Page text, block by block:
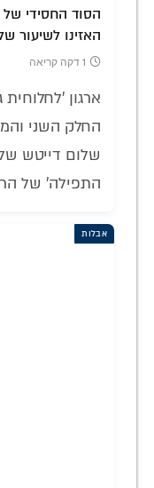
הסוד החסידי
האזינו לשיעור
1 דקה קריאה
ארגון
החלק השני
שלום דייטש
התפילה' של
אבלות